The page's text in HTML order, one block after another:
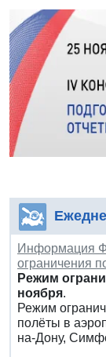
Информация
ограничения
Режим
ноября.
Режим
полёты в
на-Дону,